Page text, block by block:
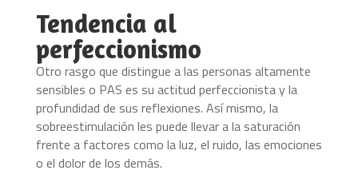
Tendencia al
perfeccionismo
Otro rasgo que distingue a las personas altamente
sensibles o PAS es su actitud perfeccionista y la
profundidad de sus reflexiones. Así mismo, la
sobreestimulación les puede llevar a la saturación
frente a factores como la luz, el ruido, las emociones
o el dolor de los demás.